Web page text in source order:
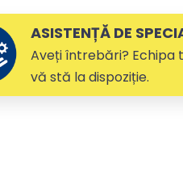
ASISTENȚĂ DE
Aveți întrebări? Echipa
vă stă la dispoziție.